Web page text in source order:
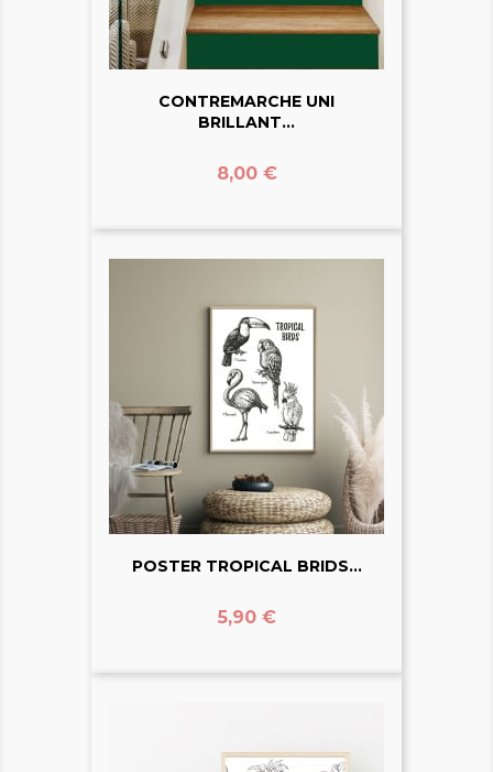
CONTREMARCHE UNI
BRILLANT...
Prix
8,00 €
POSTER TROPICAL BRIDS...
Prix
5,90 €